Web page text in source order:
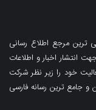
ترین مرجع اطلاع رسانی
در قبرس فعالیت خود را از سال 2014 در جهت انتشار اخبار و اطلاعات
های مختلف آغاز کرده و از آغاز سال 2019 فعالیت خود را زیر نظر شرکت
جامع ترین رسانه فارسی